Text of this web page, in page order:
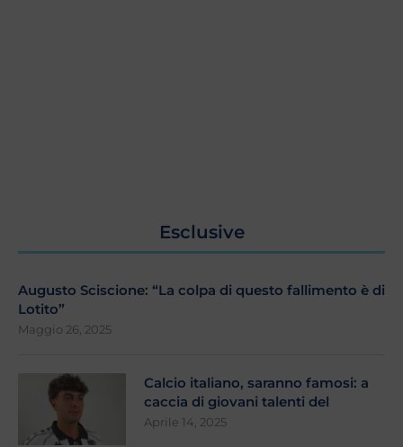
Esclusive
Augusto Sciscione: “La colpa di questo fallimento è di
Lotito”
Maggio 26, 2025
Calcio italiano, saranno famosi: a
caccia di giovani talenti del
Aprile 14, 2025